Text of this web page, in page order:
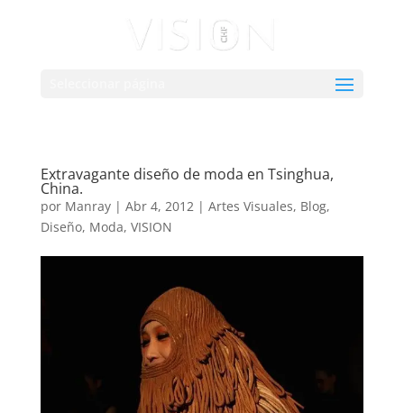
Extravagante diseño de moda en Tsinghua,
China.
por Manray| Abr 4, 2012| Artes Visuales, Blog,
Diseño, Moda, VISION